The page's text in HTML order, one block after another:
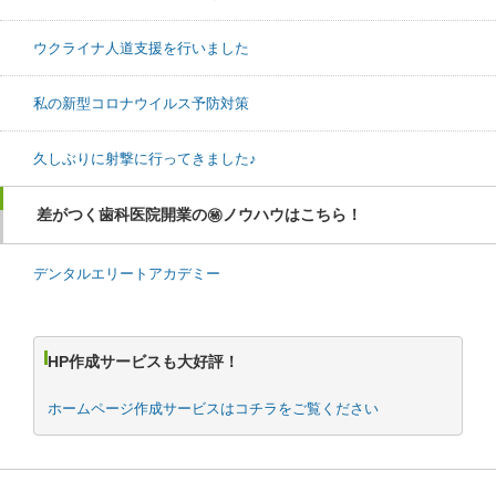
ウクライナ人道支援を行いました
私の新型コロナウイルス予防対策
久しぶりに射撃に行ってきました♪
差がつく歯科医院開業の㊙ノウハウはこちら！
デンタルエリートアカデミー
HP作成サービスも大好評！
ホームページ作成サービスはコチラをご覧ください